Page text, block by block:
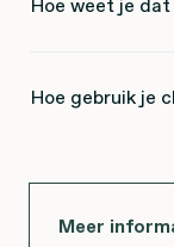
Hoe gebruik je
Meer